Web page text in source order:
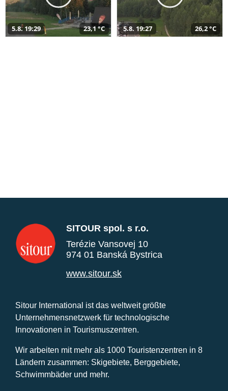
5.8. 19:29 23,1 °C 5.8. 19:27 26,2 °C
SITOUR spol. s r.o.
Terézie Vansovej 10
974 01 Banská Bystrica
www.sitour.sk
Sitour International ist das weltweit größte
Unternehmensnetzwerk für technologische
Innovationen in Tourismuszentren.
Wir arbeiten mit mehr als 1000 Touristenzentren in 8
Ländern zusammen: Skigebiete, Berggebiete,
Schwimmbäder und mehr.